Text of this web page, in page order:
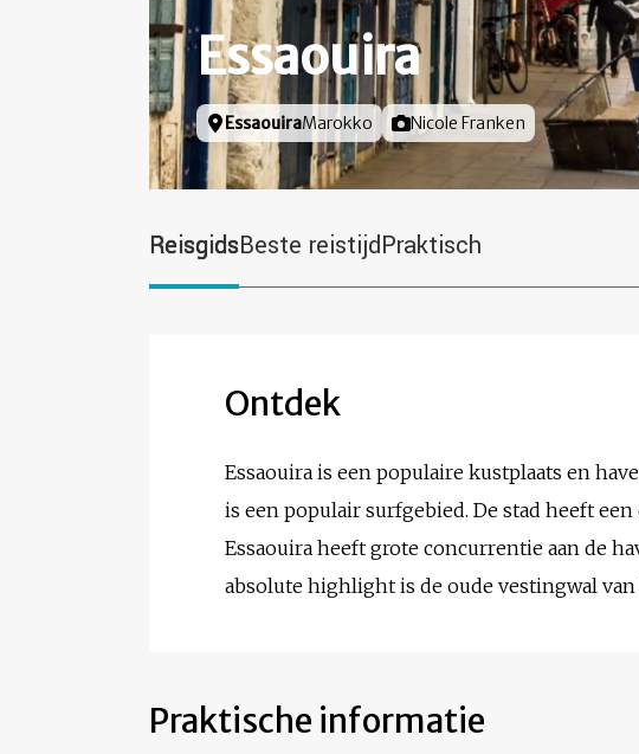
Essaouira
Locatie
EssaouiraMarokko Foto door
Nicole Franken
ReisgidsBeste reistijdPraktisch
Ontdek
Essaouira is een populaire kustplaats en
is een populair surfgebied. De stad heeft
Essaouira heeft grote concurrentie aan de
absolute highlight is de oude vestingwal van
Praktische informatie